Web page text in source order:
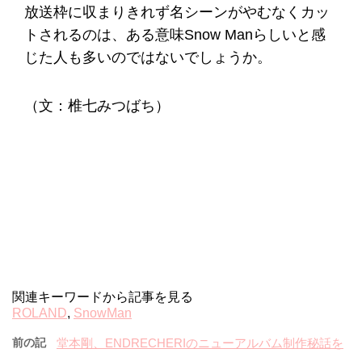
放送枠に収まりきれず名シーンがやむなくカッ
トされるのは、ある意味Snow Manらしいと感
じた人も多いのではないでしょうか。
（文：椎七みつばち）
関連キーワードから記事を見る
ROLAND, SnowMan
前の記
堂本剛、ENDRECHERIのニューアルバム制作秘話を